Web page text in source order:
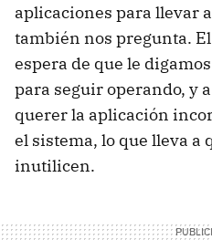
aplicaciones para llevar
también nos pregunta.
espera de que le
para seguir operando, y
querer la aplicación
el sistema, lo que lleva a
inutilicen.